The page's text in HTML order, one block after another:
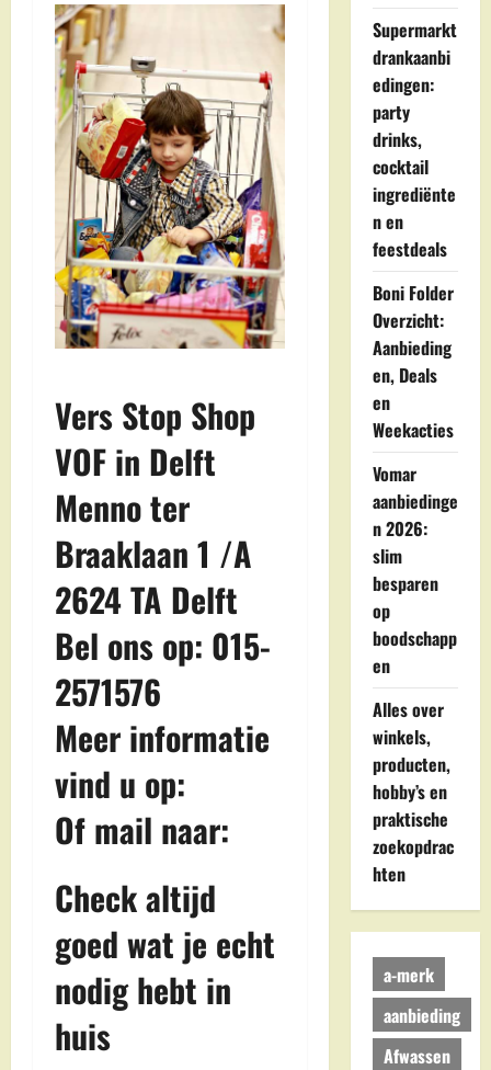
Vers Stop Shop
VOF in Delft
Menno ter
Braaklaan 1 /A
2624 TA Delft
Bel ons op: 015-
2571576
Meer informatie
vind u op:
Of mail naar:
Check altijd
goed wat je echt
nodig hebt in
huis
Supermarkt
drankaanbi
edingen:
party
drinks,
cocktail
ingrediënte
n en
feestdeals
Boni Folder
Overzicht:
Aanbieding
en, Deals
en
Weekacties
Vomar
aanbiedinge
n 2026:
slim
besparen
op
boodschapp
en
Alles over
winkels,
producten,
hobby’s en
praktische
zoekopdrac
hten
a-merk
aanbieding
Afwassen